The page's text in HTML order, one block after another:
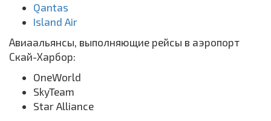
Qantas
Island Air
Авиаальянсы, выполняющие рейсы в аэропорт
Скай-Харбор:
OneWorld
SkyTeam
Star Alliance